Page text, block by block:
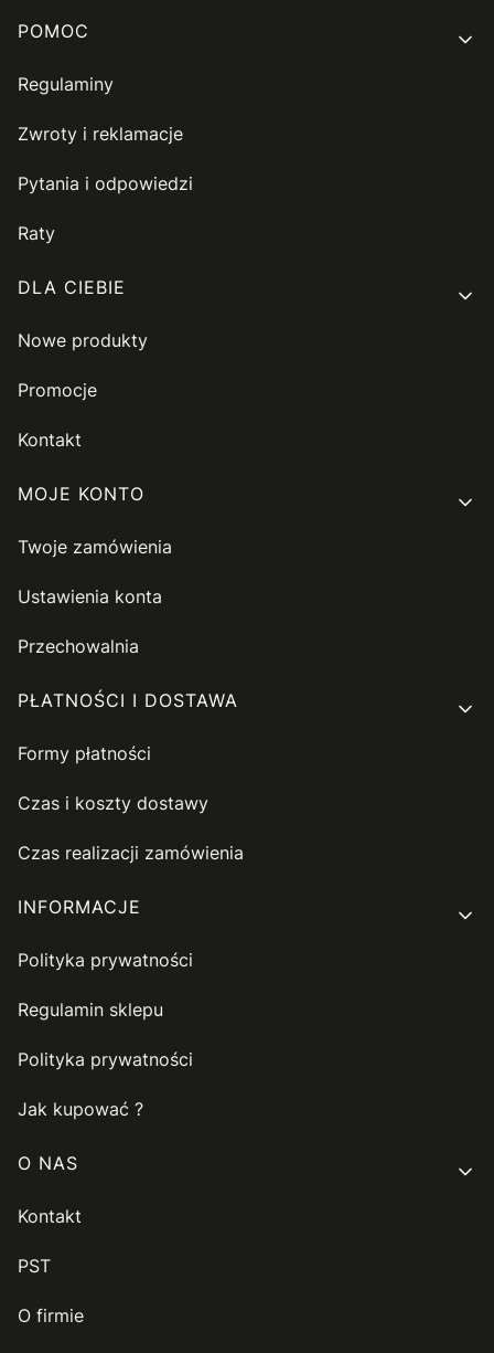
Linki w stopce
POMOC
Regulaminy
Zwroty i reklamacje
Pytania i odpowiedzi
Raty
DLA CIEBIE
Nowe produkty
Promocje
Kontakt
MOJE KONTO
Twoje zamówienia
Ustawienia konta
Przechowalnia
PŁATNOŚCI I DOSTAWA
Formy płatności
Czas i koszty dostawy
Czas realizacji zamówienia
INFORMACJE
Polityka prywatności
Regulamin sklepu
Polityka prywatności
Jak kupować ?
O NAS
Kontakt
PST
O firmie